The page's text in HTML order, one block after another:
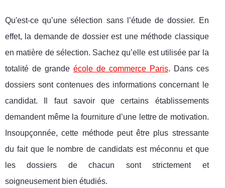
Qu'est-ce qu’une sélection sans l’étude de dossier. En
effet, la demande de dossier est une méthode classique
en matière de sélection. Sachez qu’elle est utilisée par la
totalité de grande école de commerce Paris. Dans ces
dossiers sont contenues des informations concernant le
candidat. Il faut savoir que certains établissements
demandent même la fourniture d’une lettre de motivation.
Insoupçonnée, cette méthode peut être plus stressante
du fait que le nombre de candidats est méconnu et que
les dossiers de chacun sont strictement et
soigneusement bien étudiés.